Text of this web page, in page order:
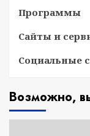
Программы
Сайты и
Социальные
Возможно,